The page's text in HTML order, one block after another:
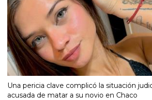
Una pericia clave complicó la situación
acusada de matar a su novio en Chaco